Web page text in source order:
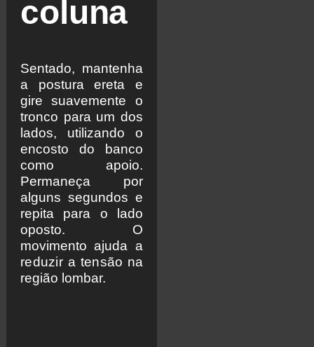
coluna
Sentado, mantenha
a postura ereta e
gire suavemente o
tronco para um dos
lados, utilizando o
encosto do banco
como apoio.
Permaneça por
alguns segundos e
repita para o lado
oposto. O
movimento ajuda a
reduzir a tensão na
região lombar.